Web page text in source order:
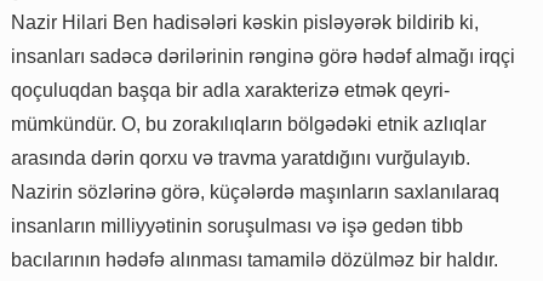
Nazir Hilari Ben hadisələri kəskin pisləyərək bildirib ki,
insanları sadəcə dərilərinin rənginə görə hədəf almağı irqçi
qoçuluqdan başqa bir adla xarakterizə etmək qeyri-
mümkündür. O, bu zorakılıqların bölgədəki etnik azlıqlar
arasında dərin qorxu və travma yaratdığını vurğulayıb.
Nazirin sözlərinə görə, küçələrdə maşınların saxlanılaraq
insanların milliyyətinin soruşulması və işə gedən tibb
bacılarının hədəfə alınması tamamilə dözülməz bir haldır.